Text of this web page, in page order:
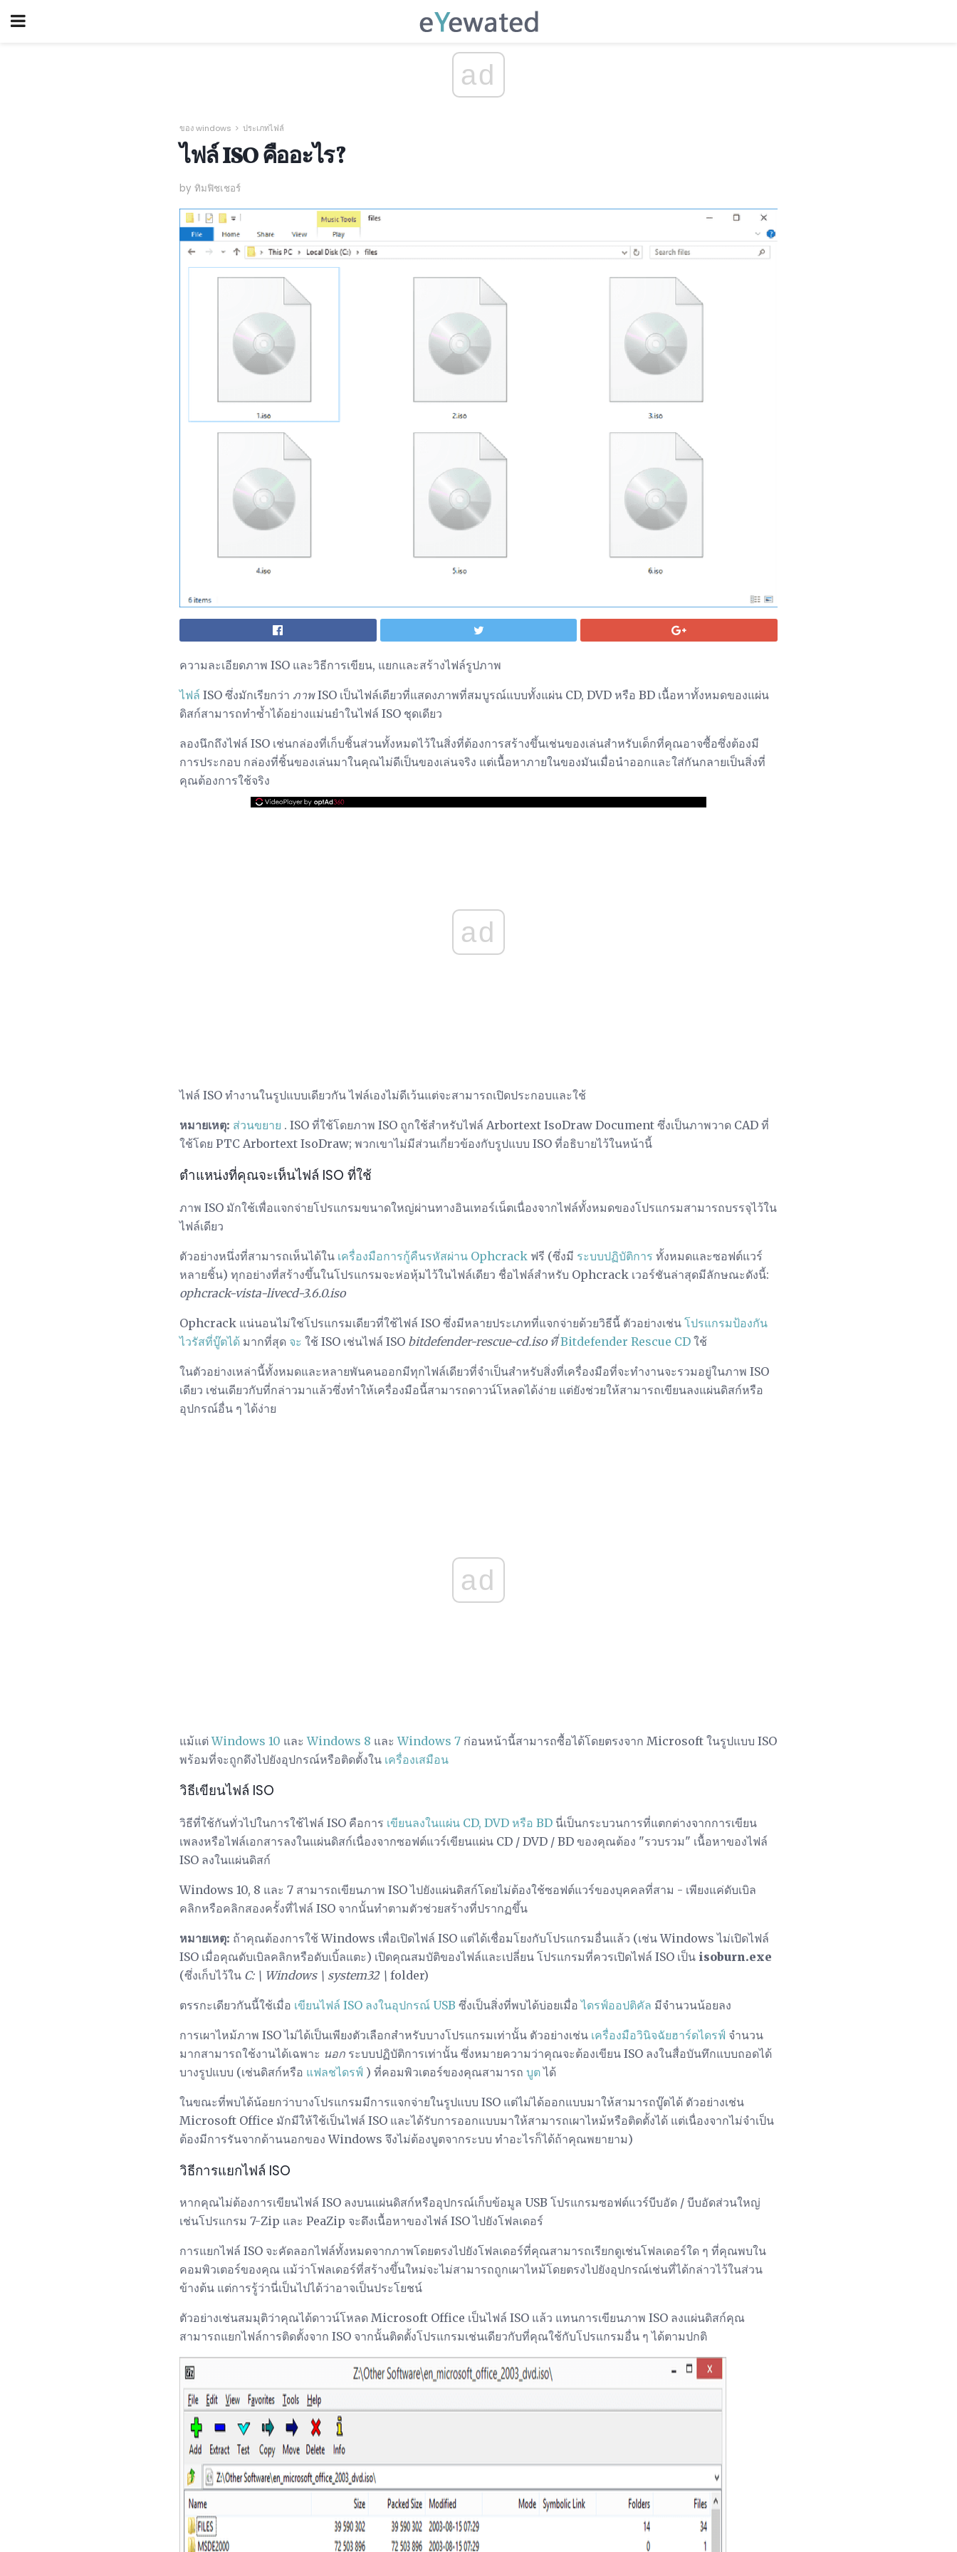
ad
ของ windows ประเภทไฟล์
ไฟล์ ISO คืออะไร?
by ทิมฟิชเชอร์
ความละเอียดภาพ ISO และวิธีการเขียน, แยกและสร้างไฟล์รูปภาพ
ไฟล์ ISO ซึ่งมักเรียกว่า ภาพISO เป็นไฟล์เดียวที่แสดงภาพที่สมบูรณ์แบบทั้งแผ่น CD, DVD หรือ BD เนื้อหาทั้งหมดของแผ่น
ดิสก์สามารถทำซ้ำได้อย่างแม่นยำในไฟล์ ISO ชุดเดียว
ลองนึกถึงไฟล์ ISO เช่นกล่องที่เก็บชิ้นส่วนทั้งหมดไว้ในสิ่งที่ต้องการสร้างขึ้นเช่นของเล่นสำหรับเด็กที่คุณอาจซื้อซึ่งต้องมี
การประกอบ กล่องที่ชิ้นของเล่นมาในคุณไม่ดีเป็นของเล่นจริง แต่เนื้อหาภายในของมันเมื่อนำออกและใส่กันกลายเป็นสิ่งที่
คุณต้องการใช้จริง
ad
ไฟล์ ISO ทำงานในรูปแบบเดียวกัน ไฟล์เองไม่ดีเว้นแต่จะสามารถเปิดประกอบและใช้
หมายเหตุ: ส่วนขยาย . ISO ที่ใช้โดยภาพ ISO ถูกใช้สำหรับไฟล์ Arbortext IsoDraw Document ซึ่งเป็นภาพวาด CAD ที่
ใช้โดย PTC Arbortext IsoDraw; พวกเขาไม่มีส่วนเกี่ยวข้องกับรูปแบบ ISO ที่อธิบายไว้ในหน้านี้
ตำแหน่งที่คุณจะเห็นไฟล์ ISO ที่ใช้
ภาพ ISO มักใช้เพื่อแจกจ่ายโปรแกรมขนาดใหญ่ผ่านทางอินเทอร์เน็ตเนื่องจากไฟล์ทั้งหมดของโปรแกรมสามารถบรรจุไว้ใน
ไฟล์เดียว
ตัวอย่างหนึ่งที่สามารถเห็นได้ใน เครื่องมือการกู้คืนรหัสผ่าน Ophcrack ฟรี (ซึ่งมี ระบบปฏิบัติการ ทั้งหมดและซอฟต์แวร์
หลายชิ้น) ทุกอย่างที่สร้างขึ้นในโปรแกรมจะห่อหุ้มไว้ในไฟล์เดียว ชื่อไฟล์สำหรับ Ophcrack เวอร์ชันล่าสุดมีลักษณะดังนี้:
ophcrack-vista-livecd-3.6.0.iso
Ophcrack แน่นอนไม่ใช่โปรแกรมเดียวที่ใช้ไฟล์ ISO ซึ่งมีหลายประเภทที่แจกจ่ายด้วยวิธีนี้ ตัวอย่างเช่น โปรแกรมป้องกัน
ไวรัสที่บู๊ตได้ มากที่สุด จะ ใช้ ISO เช่นไฟล์ ISO bitdefender-rescue-cd.iso ที่ Bitdefender Rescue CD ใช้
ในตัวอย่างเหล่านี้ทั้งหมดและหลายพันคนออกมีทุกไฟล์เดียวที่จำเป็นสำหรับสิ่งที่เครื่องมือที่จะทำงานจะรวมอยู่ในภาพ ISO
เดียว เช่นเดียวกับที่กล่าวมาแล้วซึ่งทำให้เครื่องมือนี้สามารถดาวน์โหลดได้ง่าย แต่ยังช่วยให้สามารถเขียนลงแผ่นดิสก์หรือ
อุปกรณ์อื่น ๆ ได้ง่าย
ad
แม้แต่Windows 10 และWindows 8 และWindows 7 ก่อนหน้านี้สามารถซื้อได้โดยตรงจาก Microsoft ในรูปแบบ ISO
พร้อมที่จะถูกดึงไปยังอุปกรณ์หรือติดตั้งใน เครื่องเสมือน
วิธีเขียนไฟล์ ISO
วิธีที่ใช้กันทั่วไปในการใช้ไฟล์ ISO คือการ เขียนลงในแผ่น CD, DVD หรือ BD นี่เป็นกระบวนการที่แตกต่างจากการเขียน
เพลงหรือไฟล์เอกสารลงในแผ่นดิสก์เนื่องจากซอฟต์แวร์เขียนแผ่น CD / DVD / BD ของคุณต้อง "รวบรวม" เนื้อหาของไฟล์
ISO ลงในแผ่นดิสก์
Windows 10, 8 และ 7 สามารถเขียนภาพ ISO ไปยังแผ่นดิสก์โดยไม่ต้องใช้ซอฟต์แวร์ของบุคคลที่สาม - เพียงแค่ดับเบิล
คลิกหรือคลิกสองครั้งที่ไฟล์ ISO จากนั้นทำตามตัวช่วยสร้างที่ปรากฏขึ้น
หมายเหตุ: ถ้าคุณต้องการใช้ Windows เพื่อเปิดไฟล์ ISO แต่ได้เชื่อมโยงกับโปรแกรมอื่นแล้ว (เช่น Windows ไม่เปิดไฟล์
ISO เมื่อคุณดับเบิลคลิกหรือดับเบิ้ลแตะ) เปิดคุณสมบัติของไฟล์และเปลี่ยน โปรแกรมที่ควรเปิดไฟล์ ISO เป็น isoburn.exe
(ซึ่งเก็บไว้ใน C: \ Windows \ system32 \ folder)
ตรรกะเดียวกันนี้ใช้เมื่อ เขียนไฟล์ ISO ลงในอุปกรณ์ USB ซึ่งเป็นสิ่งที่พบได้บ่อยเมื่อไดรฟ์ออปติคัล มีจำนวนน้อยลง
การเผาไหม้ภาพ ISO ไม่ได้เป็นเพียงตัวเลือกสำหรับบางโปรแกรมเท่านั้น ตัวอย่างเช่น เครื่องมือวินิจฉัยฮาร์ดไดรฟ์ จำนวน
มากสามารถใช้งานได้เฉพาะ นอก ระบบปฏิบัติการเท่านั้น ซึ่งหมายความว่าคุณจะต้องเขียน ISO ลงในสื่อบันทึกแบบถอดได้
บางรูปแบบ (เช่นดิสก์หรือ แฟลชไดรฟ์ ) ที่คอมพิวเตอร์ของคุณสามารถ บูตได้
ในขณะที่พบได้น้อยกว่าบางโปรแกรมมีการแจกจ่ายในรูปแบบ ISO แต่ไม่ได้ออกแบบมาให้สามารถบู๊ตได้ ตัวอย่างเช่น
Microsoft Office มักมีให้ใช้เป็นไฟล์ ISO และได้รับการออกแบบมาให้สามารถเผาไหม้หรือติดตั้งได้ แต่เนื่องจากไม่จำเป็น
ต้องมีการรันจากด้านนอกของ Windows จึงไม่ต้องบูตจากระบบ ทำอะไรก็ได้ถ้าคุณพยายาม)
วิธีการแยกไฟล์ ISO
หากคุณไม่ต้องการเขียนไฟล์ ISO ลงบนแผ่นดิสก์หรืออุปกรณ์เก็บข้อมูล USB โปรแกรมซอฟต์แวร์บีบอัด / บีบอัดส่วนใหญ่
เช่นโปรแกรม 7-Zip และ PeaZip จะดึงเนื้อหาของไฟล์ ISO ไปยังโฟลเดอร์
การแยกไฟล์ ISO จะคัดลอกไฟล์ทั้งหมดจากภาพโดยตรงไปยังโฟลเดอร์ที่คุณสามารถเรียกดูเช่นโฟลเดอร์ใด ๆ ที่คุณพบใน
คอมพิวเตอร์ของคุณ แม้ว่าโฟลเดอร์ที่สร้างขึ้นใหม่จะไม่สามารถถูกเผาไหม้โดยตรงไปยังอุปกรณ์เช่นที่ได้กล่าวไว้ในส่วน
ข้างต้น แต่การรู้ว่านี่เป็นไปได้ว่าอาจเป็นประโยชน์
ตัวอย่างเช่นสมมุติว่าคุณได้ดาวน์โหลด Microsoft Office เป็นไฟล์ ISO แล้ว แทนการเขียนภาพ ISO ลงแผ่นดิสก์คุณ
สามารถแยกไฟล์การติดตั้งจาก ISO จากนั้นติดตั้งโปรแกรมเช่นเดียวกับที่คุณใช้กับโปรแกรมอื่น ๆ ได้ตามปกติ